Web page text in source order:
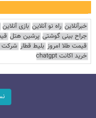
خبرآنلاین راه نو آنلاین بازی آنلاین
جراح بینی گوشتی پرشین هتل
قیمت طلا امروز بلیط قطار شرکت
خرید اکانت chatgpt